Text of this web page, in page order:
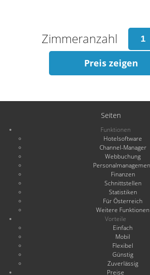
Zimmeranzahl
Preis zeigen
Seiten
Funktionen
Hotelsoftware
Channel-Manager
Webbuchung
Finanzen
Schnittstellen
Statistiken
Für Österreich
Weitere Funktionen
Vorteile
Einfach
Mobil
Flexibel
Günstig
Zuverlässig
Preise